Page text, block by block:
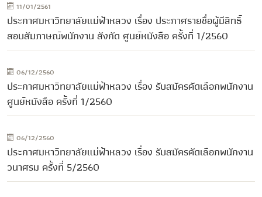
11/01/2561
ประกาศมหาวิทยาลัยแม่ฟ้าหลวง เรื่อง ประกาศรายชื่อผู้มีสิทธิ์
สอบสัมภาษณ์พนักงาน สังกัด ศูนย์หนังสือ ครั้งที่ 1/2560
06/12/2560
ประกาศมหาวิทยาลัยแม่ฟ้าหลวง เรื่อง รับสมัครคัดเลือกพนักงาน
ศูนย์หนังสือ ครั้งที่ 1/2560
06/12/2560
ประกาศมหาวิทยาลัยแม่ฟ้าหลวง เรื่อง รับสมัครคัดเลือกพนักงาน
วนาศรม ครั้งที่ 5/2560